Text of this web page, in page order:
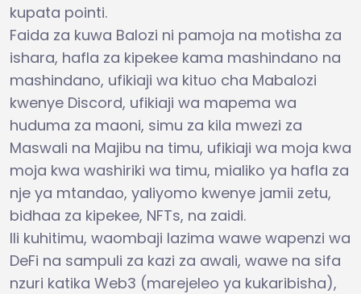
kupata pointi.
Faida za kuwa Balozi ni pamoja na motisha za
ishara, hafla za kipekee kama mashindano na
mashindano, ufikiaji wa kituo cha Mabalozi
kwenye Discord, ufikiaji wa mapema wa
huduma za maoni, simu za kila mwezi za
Maswali na Majibu na timu, ufikiaji wa moja kwa
moja kwa washiriki wa timu, mialiko ya hafla za
nje ya mtandao, yaliyomo kwenye jamii zetu,
bidhaa za kipekee, NFTs, na zaidi.
Ili kuhitimu, waombaji lazima wawe wapenzi wa
DeFi na sampuli za kazi za awali, wawe na sifa
nzuri katika Web3 (marejeleo ya kukaribisha),